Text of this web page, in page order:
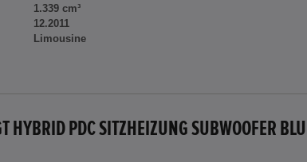
1.339 cm³
12.2011
Limousine